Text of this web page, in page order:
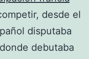
desde el
disputaba
debutaba